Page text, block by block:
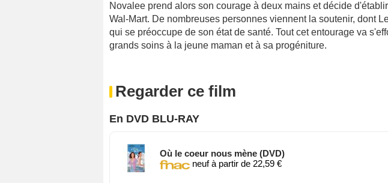
Novalee prend alors son courage à deux mains et décide
Wal-Mart. De nombreuses personnes viennent la soutenir, dont
qui se préoccupe de son état de santé. Tout cet entourage va
grands soins à la jeune maman et à sa progéniture.
Regarder ce film
En DVD BLU-RAY
Où le coeur nous mène (DVD)
neuf à partir de 22,59 €